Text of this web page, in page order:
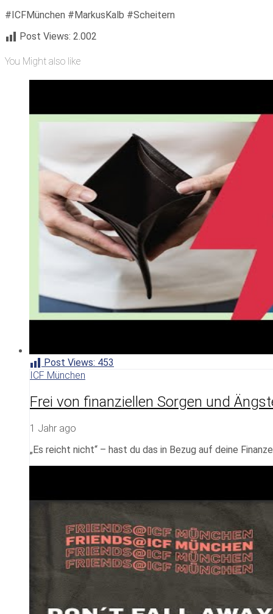
#ICFMünchen #MarkusKalb #Scheitern
Post Views: 2.002
You Might also like
Post Views: 453
ICF München
Frei von finanziellen Sorgen und
1 Jahr ago
„Es reicht nicht“ – hast du das in Bezug auf deine